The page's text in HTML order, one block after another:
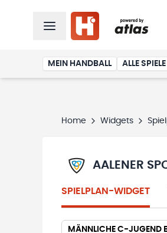
MEIN HANDBALL ALLE SPIELE
Home Widgets
AALENER
SPIELPLAN-WIDGET